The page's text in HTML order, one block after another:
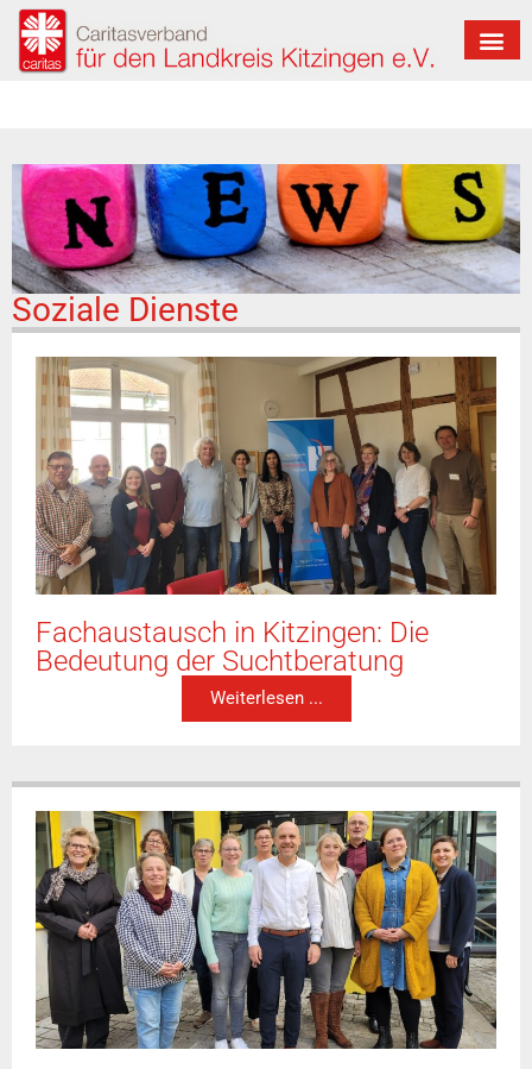
Soziale Dienste
Fachaustausch in Kitzingen: Die
Bedeutung der Suchtberatung
Weiterlesen ...